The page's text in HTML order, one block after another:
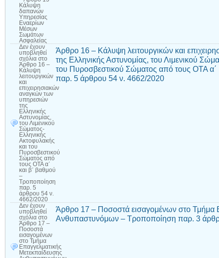
Κάλυψη
δαπανών
Υπηρεσίας
Εναερίων
Μέσων
Σωμάτων
Ασφαλείας
Δεν έχουν
υποβληθεί
σχόλια στο
Άρθρο 16 –
Κάλυψη
λειτουργικών
και
επιχειρησιακών
αναγκών των
υπηρεσιών
της
Ελληνικής
Αστυνομίας,
του Λιμενικού
Σώματος-
Ελληνικής
Ακτοφυλακής
και του
Πυροσβεστικού
Σώματος από
τους ΟΤΑ α΄
και β΄ βαθμού
–
Τροποποίηση
παρ. 5
άρθρου 54 ν.
4662/2020
Άρθρο 16 – Κάλυψη λειτουργικών και
της Ελληνικής Αστυνομίας, του Λιμενικού
του Πυροσβεστικού Σώματος από τους ΟΤΑ
παρ. 5 άρθρου 54 ν. 4662/2020
Δεν έχουν
υποβληθεί
σχόλια στο
Άρθρο 17 –
Ποσοστά
εισαγομένων
στο Τμήμα
Επαγγελματικής
Μετεκπαίδευσης
Άρθρο 17 – Ποσοστά εισαγομένων στο Τμήμα
Ανθυπαστυνόμων – Τροποποίηση παρ. 3